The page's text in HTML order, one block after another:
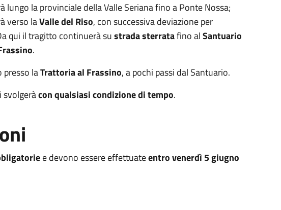
lungo la provinciale della Valle Seriana fino a Ponte Nossa;
verso laValle del Riso, con successiva deviazione per
qui il tragitto continuerà sustrada sterratafino alSantuario
.
presso laTrattoria al Frassino, a pochi passi dal Santuario.
svolgeràcon qualsiasi condizione di tempo.
e devono essere effettuateentro venerdì 5 giugno